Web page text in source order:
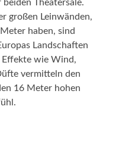
Theatersäle.
großen Leinwänden,
haben, sind
Landschaften
wie Wind,
vermitteln den
16 Meter hohen